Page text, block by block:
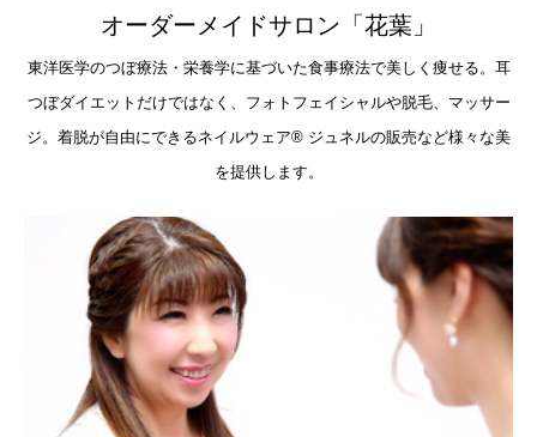
オーダーメイドサロン「花葉」
東洋医学のつぼ療法・栄養学に基づいた食事療法で美しく痩せる。耳
つぼダイエットだけではなく、フォトフェイシャルや脱毛、マッサー
ジ。着脱が自由にできるネイルウェア®︎ ジュネルの販売など様々な美
を提供します。